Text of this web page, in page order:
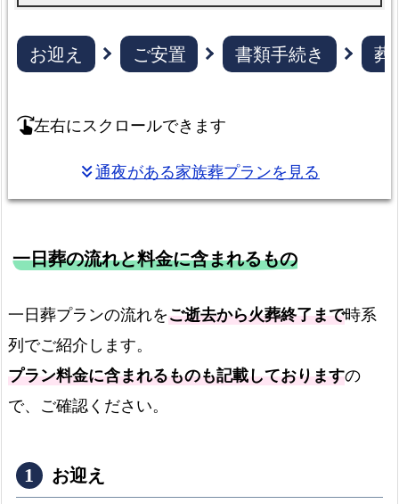
葬
祭
給
プ
比
と
料
お迎え ご安置 書類手続き 葬
swipe_right左右にスクロールできます
keyboard_double_arrow_down通夜がある家族葬プランを見る
一日葬の流れと料金に含まれるもの
一日葬プランの流れをご逝去から火葬終了まで時系
列でご紹介します。
プラン料金に含まれるものも記載しておりますの
で、ご確認ください。
お迎え